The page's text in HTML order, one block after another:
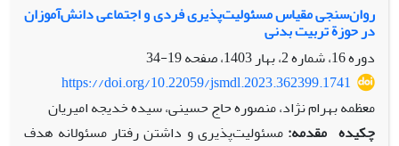
روان‌سنجی مقیاس مسئولیت‌پذیری فردی و اجتماعی دانش‌آموزان
در حوزة تربیت بدنی
دوره 16، شماره 2، بهار 1403، صفحه
19-34
https://doi.org/10.22059/jsmdl.2023.362399.1741
معظمه بهرام نژاد، منصوره حاج حسینی، سیده خدیجه امیریان
چکیده مقدمه: مسئولیت‌پذیری و داشتن رفتار مسئولانه هدف